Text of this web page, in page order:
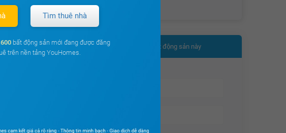
Nhận thêm thông tin bất động sản này
Tìm thuê nhà
bất động sản mới đang được đăng
trên nền tảng YouHomes.